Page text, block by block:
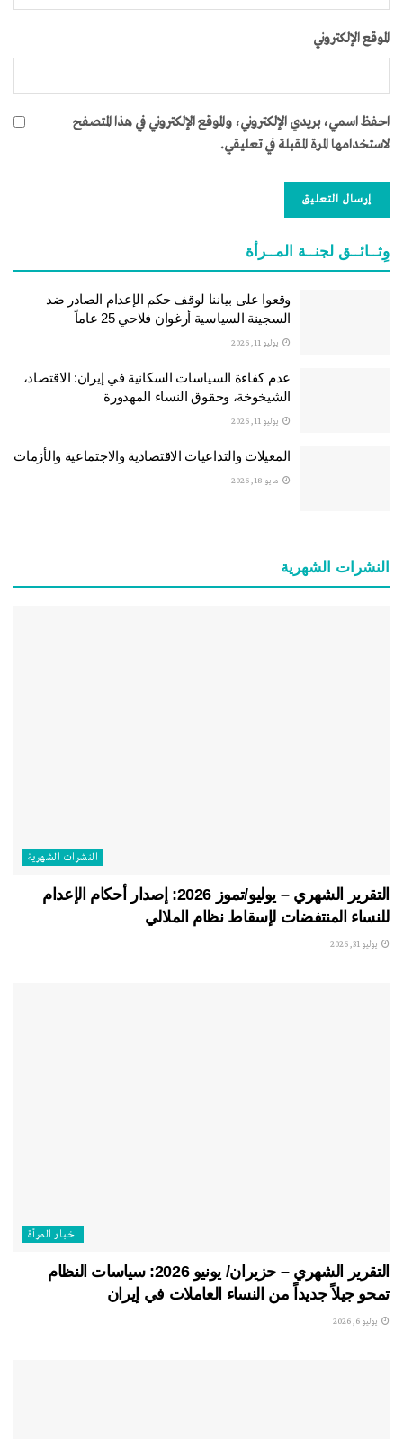
الموقع الإلكتروني
احفظ اسمي، بريدي الإلكتروني، والموقع الإلكتروني في هذا المتصفح
لاستخدامها المرة المقبلة في تعليقي.
وِثــائــق لجنــة المــرأة
وقعوا على بياننا لوقف حكم الإعدام الصادر ضد
السجينة السياسية أرغوان فلاحي 25 عاماً
يوليو 11, 2026
عدم كفاءة السياسات السكانية في إيران: الاقتصاد،
الشيخوخة، وحقوق النساء المهدورة
يوليو 11, 2026
المعيلات والتداعيات الاقتصادية والاجتماعية والأزمات
مايو 18, 2026
النشرات الشهریة
النشرات الشهریة
التقرير الشهري – يوليو/تموز 2026: إصدار أحكام الإعدام
للنساء المنتفضات لإسقاط نظام الملالي
يوليو 31, 2026
اخبار المرأة
التقرير الشهري – حزيران/ يونيو 2026: سياسات النظام
تمحو جيلاً جديداً من النساء العاملات في إيران
يوليو 6, 2026